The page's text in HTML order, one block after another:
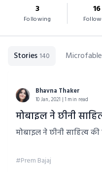
3
Following
16
Stories 140
Bhavna Thaker
10 Jan, 2021 | 1 min read
मोबाइल ने छीनी साहित्य की
#Prem Bajaj